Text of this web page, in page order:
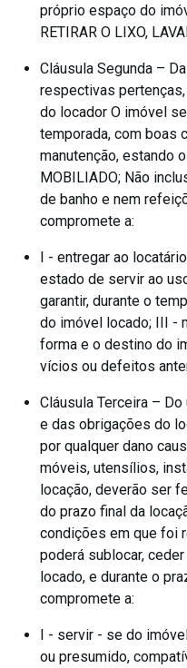
próprio espaço do
RETIRAR O LIXO,
Cláusula Segunda –
respectivas
do locador O imóvel
temporada, com boas
manutenção, estando
MOBILIADO; Não
de banho e nem
compromete a:
I - entregar ao
estado de servir ao
garantir, durante o
do imóvel locado; III -
forma e o destino do
vícios ou defeitos
Cláusula Terceira –
e das obrigações do
por qualquer dano
móveis, utensílios,
locação, deverão ser
do prazo final da
condições em que foi
poderá sublocar,
locado, e durante o
compromete a:
I - servir - se do
ou presumido,